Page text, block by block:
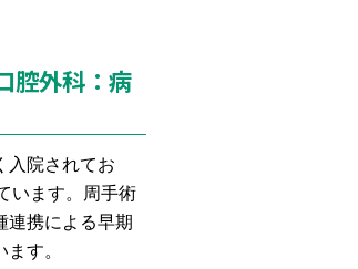
腔外科：病
入院されてお
います。周手術
連携による早期
す。